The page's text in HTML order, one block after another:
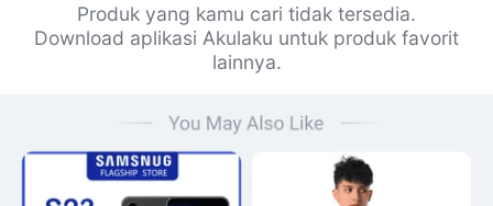
Produk yang kamu cari tidak tersedia.
Download aplikasi Akulaku untuk produk favorit
lainnya.